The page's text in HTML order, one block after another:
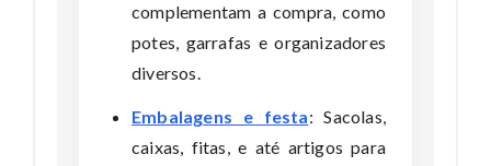
complementam a compra, como
potes, garrafas e organizadores
diversos.
Embalagens e festa: Sacolas,
caixas, fitas, e até artigos para